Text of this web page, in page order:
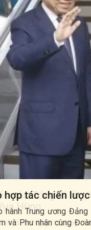
của Tổng Bí thư,
Hùng
Bính Ngọ), tại Điện